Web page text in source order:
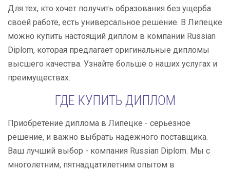
Для тех, кто хочет получить образования без ущерба
своей работе, есть универсальное решение. В Липецке
можно купить настоящий диплом в компании Russian
Diplom, которая предлагает оригинальные дипломы
высшего качества. Узнайте больше о наших услугах и
преимуществах.
ГДЕ КУПИТЬ ДИПЛОМ
Приобретение диплома в Липецке - серьезное
решение, и важно выбрать надежного поставщика.
Ваш лучший выбор - компания Russian Diplom. Мы с
многолетним, пятнадцатилетним опытом в